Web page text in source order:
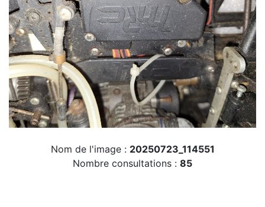
Nom de l'image : 20250723_114551
Nombre consultations : 85